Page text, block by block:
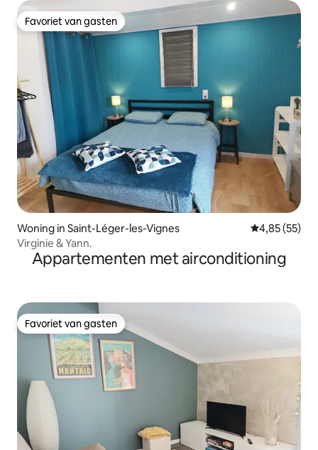
Favoriet van gasten
Favoriet van gasten
Woning in Saint-Léger-les-Vignes Gemiddelde
4,85 (55)
Virginie & Yann.
Appartementen met airconditioning
Favoriet van gasten
Favoriet van gasten